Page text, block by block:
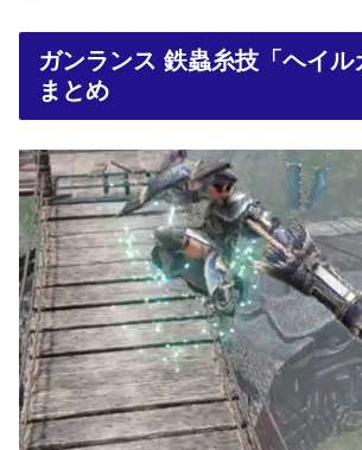
ガンランス 鉄蟲糸技「ヘイル
まとめ